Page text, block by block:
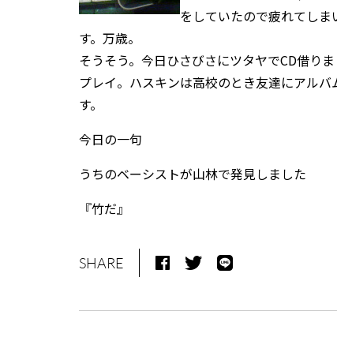
をしていたので疲れてし
す。万歳。
そうそう。今日ひさびさにツタヤでCD借り
プレイ。ハスキンは高校のとき友達にアル
す。
今日の一句
うちのベーシストが山林で発見しました
『竹だ』
SHARE